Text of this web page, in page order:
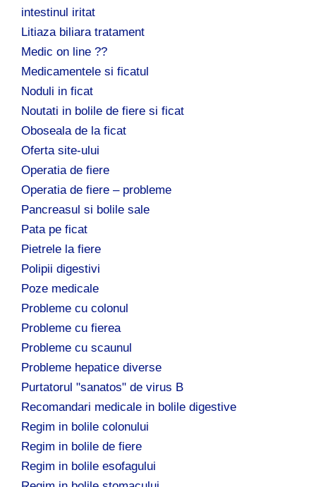
intestinul iritat
Litiaza biliara tratament
Medic on line ??
Medicamentele si ficatul
Noduli in ficat
Noutati in bolile de fiere si ficat
Oboseala de la ficat
Oferta site-ului
Operatia de fiere
Operatia de fiere – probleme
Pancreasul si bolile sale
Pata pe ficat
Pietrele la fiere
Polipii digestivi
Poze medicale
Probleme cu colonul
Probleme cu fierea
Probleme cu scaunul
Probleme hepatice diverse
Purtatorul "sanatos" de virus B
Recomandari medicale in bolile digestive
Regim in bolile colonului
Regim in bolile de fiere
Regim in bolile esofagului